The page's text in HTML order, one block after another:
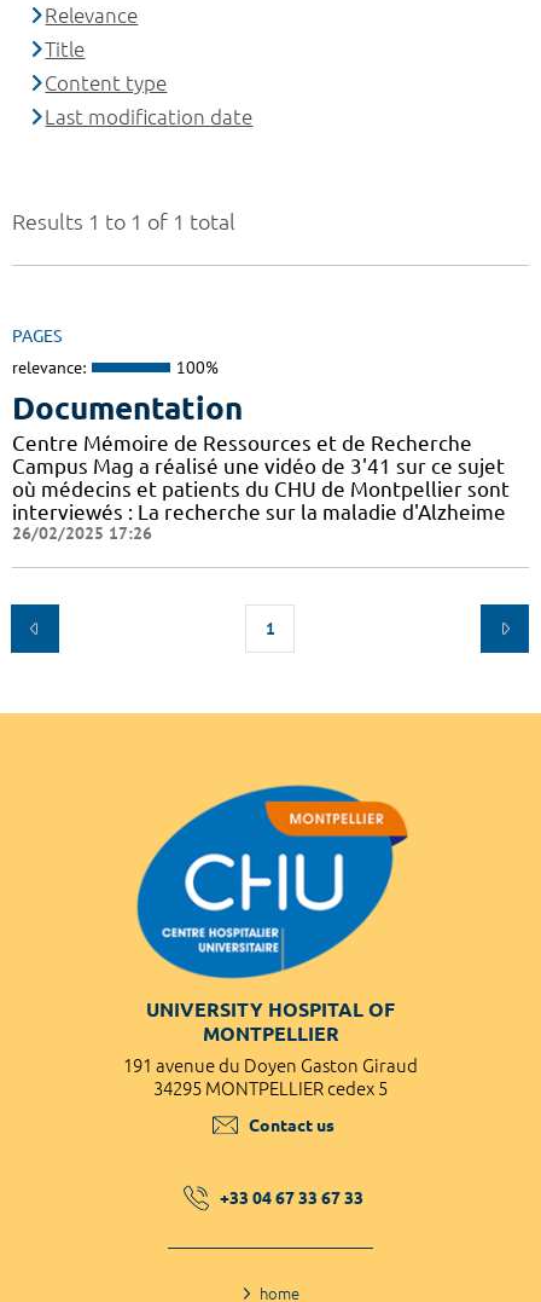
Results 1 to 1 of 1 total
PAGES
relevance: 100%
Documentation
Centre Mémoire de Ressources et de Recherche
Campus Mag a réalisé une vidéo de 3'41 sur ce sujet
où médecins et patients du CHU de Montpellier sont
interviewés : La recherche sur la maladie d'Alzheime
26/02/2025 17:26
1
Relevance
Title
Content type
Last modification date
UNIVERSITY HOSPITAL OF
MONTPELLIER
191 avenue du Doyen Gaston Giraud
34295 MONTPELLIER cedex 5
Contact us
+33 04 67 33 67 33
home